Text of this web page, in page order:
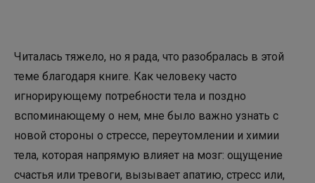
Читалась тяжело, но я рада, что разобралась в этой
теме благодаря книге. Как человеку часто
игнорирующему потребности тела и поздно
вспоминающему о нем, мне было важно узнать с
новой стороны о стрессе, переутомлении и химии
тела, которая напрямую влияет на мозг: ощущение
счастья или тревоги, вызывает апатию, стресс или,